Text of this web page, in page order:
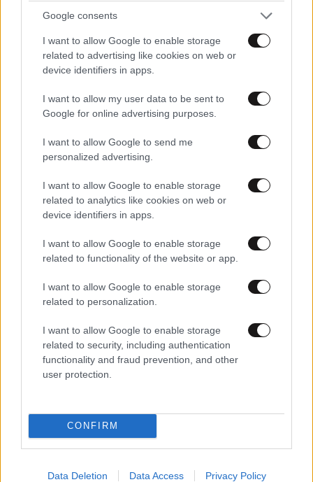
Google consents
I want to allow Google to enable storage
related to advertising like cookies on web or
device identifiers in apps.
I want to allow my user data to be sent to
Google for online advertising purposes.
I want to allow Google to send me
personalized advertising.
I want to allow Google to enable storage
related to analytics like cookies on web or
device identifiers in apps.
I want to allow Google to enable storage
related to functionality of the website or app.
I want to allow Google to enable storage
related to personalization.
I want to allow Google to enable storage
related to security, including authentication
functionality and fraud prevention, and other
user protection.
CONFIRM
Data Deletion Data Access Privacy Policy